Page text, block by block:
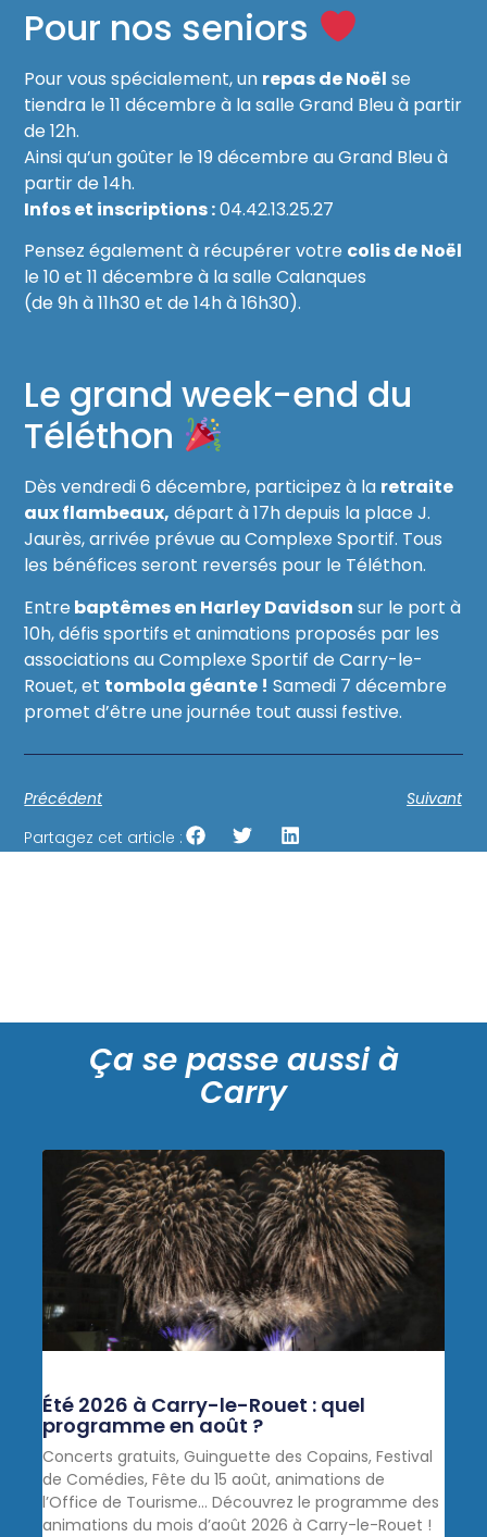
Pour nos seniors
Pour vous spécialement, un repas de Noël se
tiendra le 11 décembre à la salle Grand Bleu à partir
de 12h.
Ainsi qu’un goûter le 19 décembre au Grand Bleu à
partir de 14h.
Infos et inscriptions :04.42.13.25.27
Pensez également à récupérer votre colis de Noël
le 10 et 11 décembre à la salle Calanques
(de 9h à 11h30 et de 14h à 16h30).
Le grand week-end du
Téléthon
Dès vendredi 6 décembre, participez à la retraite
aux flambeaux, départ à 17h depuis la place J.
Jaurès, arrivée prévue au Complexe Sportif. Tous
les bénéfices seront reversés pour le Téléthon.
Entrebaptêmes en Harley Davidson sur le port à
10h, défis sportifs et animations proposés par les
associations au Complexe Sportif de Carry-le-
Rouet, et tombola géante ! Samedi 7 décembre
promet d’être une journée tout aussi festive.
Précédent
Suivant
Partagez cet article :
Ça se passe aussi à
Carry
Été 2026 à Carry-le-Rouet : quel
programme en août ?
Concerts gratuits, Guinguette des Copains, Festival
de Comédies, Fête du 15 août, animations de
l’Office de Tourisme… Découvrez le programme des
animations du mois d’août 2026 à Carry-le-Rouet !